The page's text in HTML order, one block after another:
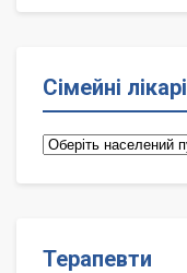
Сімейні лікарі
Сімейні
Терапевти